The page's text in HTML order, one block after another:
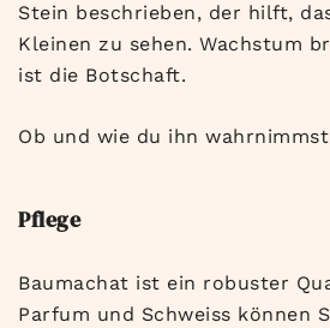
Stein beschrieben, der hilft,
Kleinen zu sehen. Wachstum
ist die Botschaft.
Ob und wie du ihn
Pflege
Baumachat ist ein robuster
Parfum und Schweiss können